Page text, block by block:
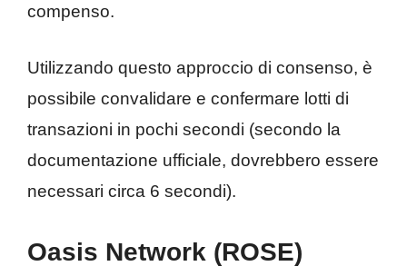
compenso.
Utilizzando questo approccio di consenso, è
possibile convalidare e confermare lotti di
transazioni in pochi secondi (secondo la
documentazione ufficiale, dovrebbero essere
necessari circa 6 secondi).
Oasis Network (ROSE)